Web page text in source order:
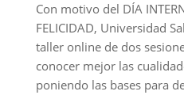
Con motivo del DÍA
FELICIDAD, Universidad
taller online de dos
conocer mejor las
poniendo las bases para